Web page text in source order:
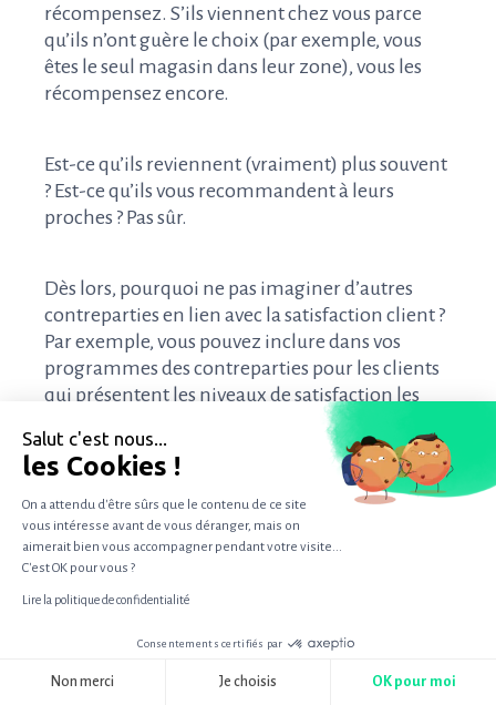
récompensez. S’ils viennent chez vous parce
qu’ils n’ont guère le choix (par exemple, vous
êtes le seul magasin dans leur zone), vous les
récompensez encore.
Est-ce qu’ils reviennent (vraiment) plus souvent
? Est-ce qu’ils vous recommandent à leurs
proches ? Pas sûr.
Dès lors, pourquoi ne pas imaginer d’autres
contreparties en lien avec la satisfaction client ?
Par exemple, vous pouvez inclure dans vos
programmes des contreparties pour les clients
qui présentent les niveaux de satisfaction les
plus élevés. En « chouchoutant » vos clients
promoteurs, vous maximisez vos chances qu’ils
passent de l’intention de recommandation à la
recommandation effective.
Dans le même esprit, vous pouvez accorder des
points fidélité supplémentaires à ceux qui
produits. Ainsi, vous les encouragez à partager
leurs impressions et vous récompensez une
Salut c'est nous...
les Cookies !
On a attendu d'être sûrs que le contenu de ce site
vous intéresse avant de vous déranger, mais on
aimerait bien vous accompagner pendant votre visite...
C'est OK pour vous ?
Lire la politique de confidentialité
Consentements certifiés par
Non merci Je choisis OK pour moi